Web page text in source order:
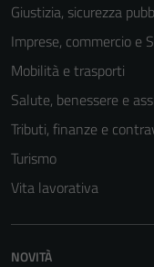
Giustizia, sicurezza
Imprese, commercio e
Mobilità e trasporti
Salute, benessere e
Tributi, finanze e
Turismo
Vita lavorativa
NOVITÀ